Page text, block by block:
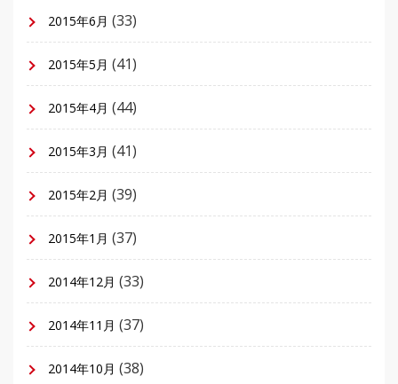
2015年6月 (33)
2015年5月 (41)
2015年4月 (44)
2015年3月 (41)
2015年2月 (39)
2015年1月 (37)
2014年12月 (33)
2014年11月 (37)
2014年10月 (38)